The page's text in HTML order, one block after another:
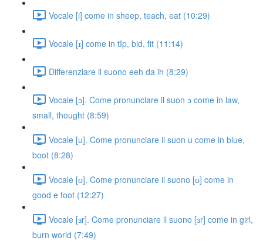
Vocale [i] come in sheep, teach, eat (10:29)
Vocale [ɪ] come in tIp, bid, fit (11:14)
Differenziare il suono eeh da ih (8:29)
Vocale [ɔ]. Come pronunciare il suon ɔ come in law,
small, thought (8:59)
Vocale [u]. Come pronunciare il suon u come in blue,
boot (8:28)
Vocale [ʊ]. Come pronunciare il suono [ʊ] come in
good e foot (12:27)
Vocale [ɜr]. Come pronunciare il suono [ɜr] come in girl,
burn world (7:49)